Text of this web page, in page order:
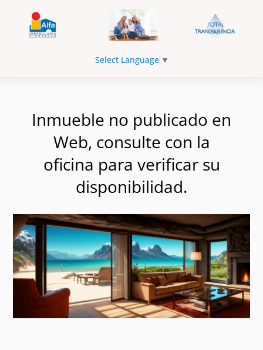
Select Language ▼
Inmueble no publicado en
Web, consulte con la
oficina para verificar su
disponibilidad.